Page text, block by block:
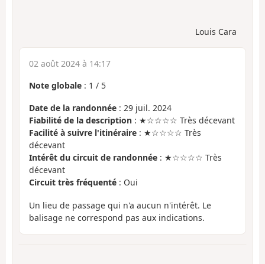
Louis Cara
02 août 2024 à 14:17
Note globale : 1 / 5
Date de la randonnée : 29 juil. 2024
Fiabilité de la description : ★☆☆☆☆ Très décevant
Facilité à suivre l'itinéraire : ★☆☆☆☆ Très
décevant
Intérêt du circuit de randonnée : ★☆☆☆☆ Très
décevant
Circuit très fréquenté : Oui
Un lieu de passage qui n'a aucun n'intérêt. Le
balisage ne correspond pas aux indications.